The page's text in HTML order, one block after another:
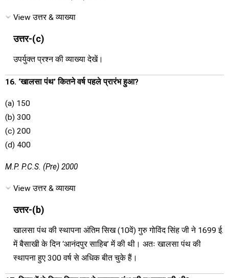
View उत्तर & व्याख्या
उत्तर-(c)
उपर्युक्त प्रश्न की व्याख्या देखें।
16. ‘खालसा पंथ’ कितने वर्ष पहले प्रारंभ हुआ?
(a) 150
(b) 300
(c) 200
(d) 400
M.P. P.C.S. (Pre) 2000
View उत्तर & व्याख्या
उत्तर-(b)
खालसा पंथ की स्थापना अंतिम सिख (10वें) गुरु गोविंद सिंह जी ने 1699 ई.
में बैसाखी के दिन ‘आनंदपुर साहिब’ में की थी। अतः खालसा पंथ की
स्थापना हुए 300 वर्ष से अधिक बीत चुके हैं।